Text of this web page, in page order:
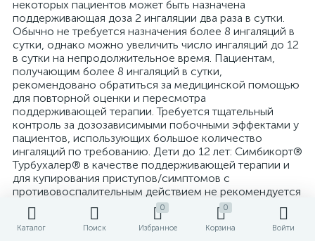
Каталог Поиск
0
Избранное
0
Корзина Войти